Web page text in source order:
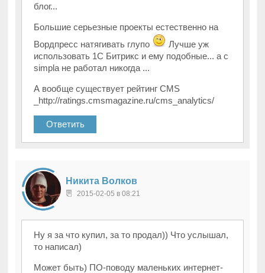
блог...
Большие серьезные проекты естественно на
Вордпресс натягивать глупо
Лучше уж
использовать 1С Битрикс и ему подобные... а c
simpla не работал никогда ...
А вообще существует рейтинг CMS
_http://ratings.cmsmagazine.ru/cms_analytics/
Ответить
Никита Волков
2015-02-05 в 08:21
Ну я за что купил, за то продал)) Что услышал,
то написал)
Может быть) ПО-поводу маленьких интернет-